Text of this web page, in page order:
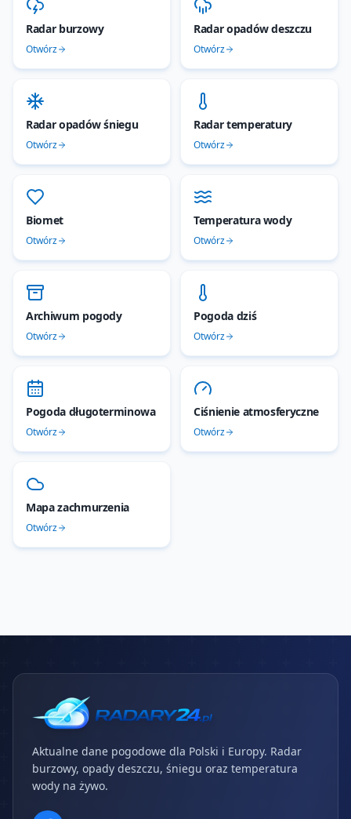
Radar burzowy
Otwórz
Radar opadów deszczu
Otwórz
Radar opadów śniegu
Otwórz
Radar temperatury
Otwórz
Biomet
Otwórz
Temperatura wody
Otwórz
Archiwum pogody
Otwórz
Pogoda dziś
Otwórz
Pogoda długoterminowa
Otwórz
Ciśnienie atmosferyczne
Otwórz
Mapa zachmurzenia
Otwórz
Aktualne dane pogodowe dla Polski i Europy. Radar
burzowy, opady deszczu, śniegu oraz temperatura
wody na żywo.